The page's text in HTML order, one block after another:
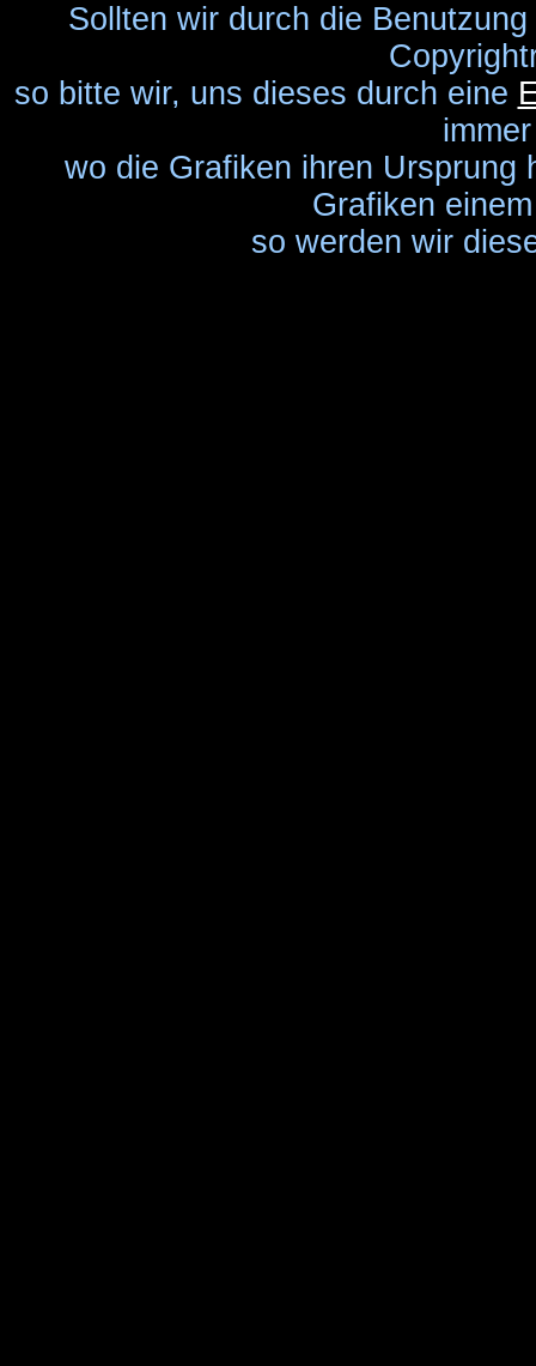
Sollten wir durch die
so bitte wir, uns dieses durch eine
wo die Grafiken ihren Ursprung
Grafiken
so werden wir